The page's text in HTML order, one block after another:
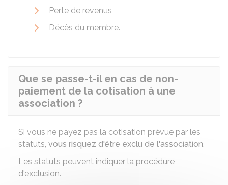
Perte de revenus
Décès du membre.
Que se passe-t-il en cas de non-
paiement de la cotisation à une
association ?
Si vous ne payez pas la cotisation prévue par les
statuts, vous risquez d'être exclu de l'association.
Les statuts peuvent indiquer la procédure
d'exclusion.